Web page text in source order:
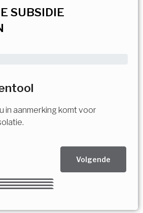
SUBSIDIE
in aanmerking komt voor
Volgende
mogelijk
Volgende